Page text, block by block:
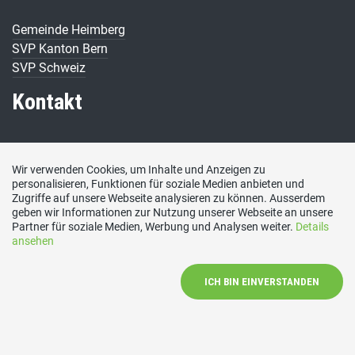
Gemeinde Heimberg
SVP Kanton Bern
SVP Schweiz
Kontakt
Präsident SVP Heimberg
Bäumbergstrasse 6
3627 Heimberg
Tel: 079 873 34 95
Social Media
Wir verwenden Cookies, um Inhalte und Anzeigen zu
personalisieren, Funktionen für soziale Medien anbieten und
Zugriffe auf unsere Webseite analysieren zu können. Ausserdem
geben wir Informationen zur Nutzung unserer Webseite an unsere
Partner für soziale Medien, Werbung und Analysen weiter. Details
ansehen
ICH BIN EINVERSTANDEN